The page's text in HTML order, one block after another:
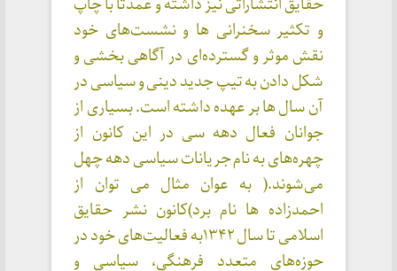
و تکثیر سخنرانی ها و نشست‌های خود
نقش موثر و گسترده‌ای در آگاهی بخشی و
شکل دادن به تیپ جدید دینی و سیاسی در
آن سال ها بر عهده داشته است. بسیاری از
جوانان فعال دهه سی در این کانون از
چهره‌های به نام جریانات سیاسی دهه چهل
می‌شوند.( به عوان مثال می توان از
احمدزاده ها نام برد)کانون نشر حقایق
اسلامی تا سال ۱۳۴۲به فعالیت‌های خود در
حوزه‌های متعدد فرهنگی، سیاسی و